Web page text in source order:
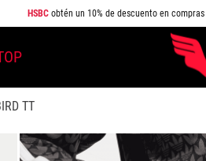
HSBCobtén un 10% de descuento en
TT
TÉRMINOS MÁS
.